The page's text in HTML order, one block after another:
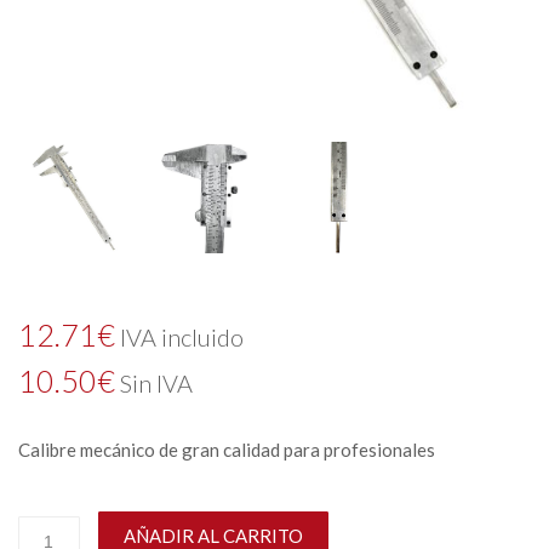
12.71 € IVA incluido
10.50€Sin IVA
Calibre mecánico de gran calidad para profesionales
AÑADIR AL CARRITO